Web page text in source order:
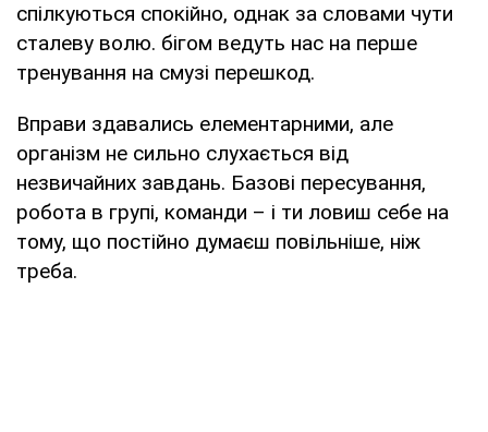
спілкуються спокійно, однак за словами чути
сталеву волю. бігом ведуть нас на перше
тренування на смузі перешкод.
Вправи здавались елементарними, але
організм не сильно слухається від
незвичайних завдань. Базові пересування,
робота в групі, команди – і ти ловиш себе на
тому, що постійно думаєш повільніше, ніж
треба.